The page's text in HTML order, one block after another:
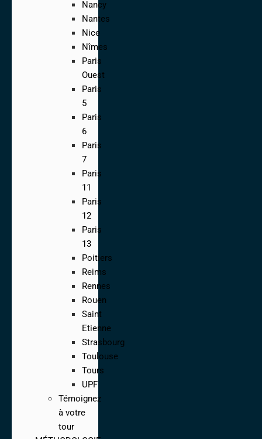
Nancy
Nantes
Nice
Nîmes
Paris
Ouest
Paris
5
Paris
6
Paris
7
Paris
11
Paris
12
Paris
13
Poitiers
Reims
Rennes
Rouen
Saint
Etienne
Strasbourg
Toulouse
Tours
UPF
Témoignez
à votre
tour